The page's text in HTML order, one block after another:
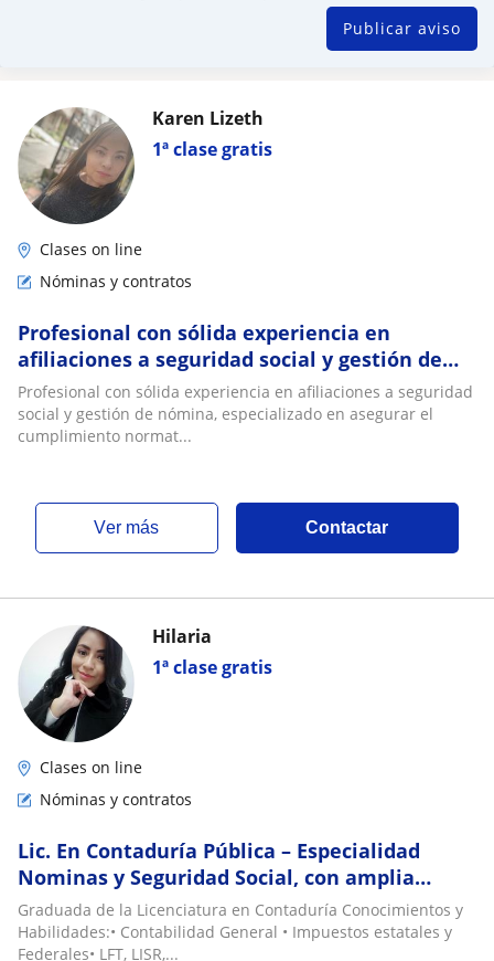
Publicar aviso
1ª clase gratis
Karen Lizeth
Clases on line
Nóminas y contratos
Profesional con sólida experiencia en
afiliaciones a seguridad social y gestión de
nómina, especializado en asegurar el
cumplimie
Profesional con sólida experiencia en afiliaciones a seguridad
social y gestión de nómina, especializado en asegurar el
cumplimiento normat...
ver más Contactar
1ª clase gratis
Hilaria
Clases on line
Nóminas y contratos
Lic. En Contaduría Pública – Especialidad
Nominas y Seguridad Social, con amplia
experiencia en RH manejo de diferentes ERP
Graduada de la Licenciatura en Contaduría Conocimientos y
Habilidades:• Contabilidad General • Impuestos estatales y
Federales• LFT, LISR,...